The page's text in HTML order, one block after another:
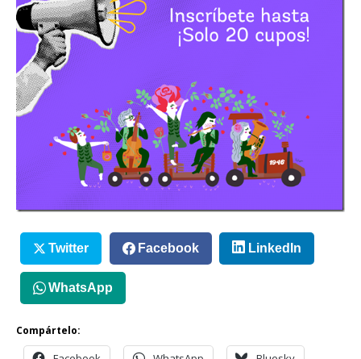
Twitter Facebook LinkedIn
WhatsApp
Compártelo: